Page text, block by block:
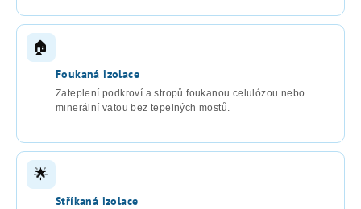
🏠
Foukaná izolace
Zateplení podkroví a stropů foukanou celulózou nebo
minerální vatou bez tepelných mostů.
🌟
Stříkaná izolace